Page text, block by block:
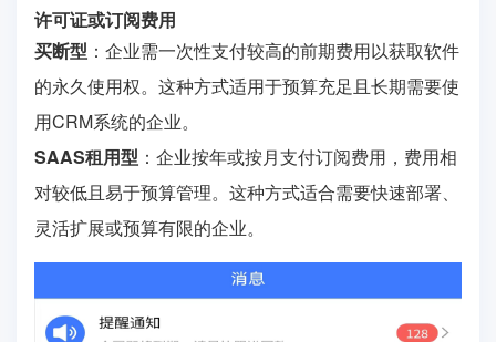
许可证或订阅费用
买断型 ：企业需一次性支付较高的前期费用以获取软件
的永久使用权。这种方式适用于预算充足且长期需要使
用CRM系统的企业。
SAAS租用型 ：企业按年或按月支付订阅费用，费用相
对较低且易于预算管理。这种方式适合需要快速部署、
灵活扩展或预算有限的企业。